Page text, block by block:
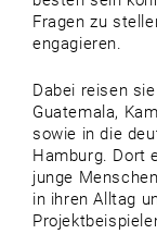
Fragen zu
engagieren.
Dabei reisen
Guatemala,
sowie in die
Hamburg. Dort
junge
in ihren Alltag